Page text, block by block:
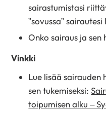
sairastumistasi
”sovussa” sairautesi
Onko sairaus ja
Vinkki
Lue lisää sairauden
sen tukemiseksi:
toipumisen alku –